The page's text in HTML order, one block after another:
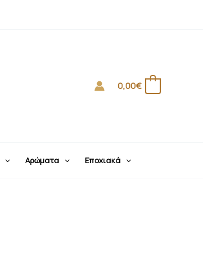
0,00€
Αρώματα Εποχιακά